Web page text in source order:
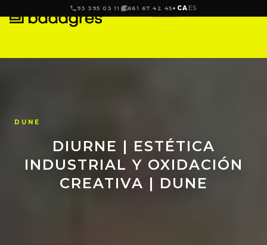
93 395 03 11 661 67 42 45 CA ES
DIURNE | ESTÉTICA
INDUSTRIAL Y OXIDACIÓN
CREATIVA | DUNE
DUNE